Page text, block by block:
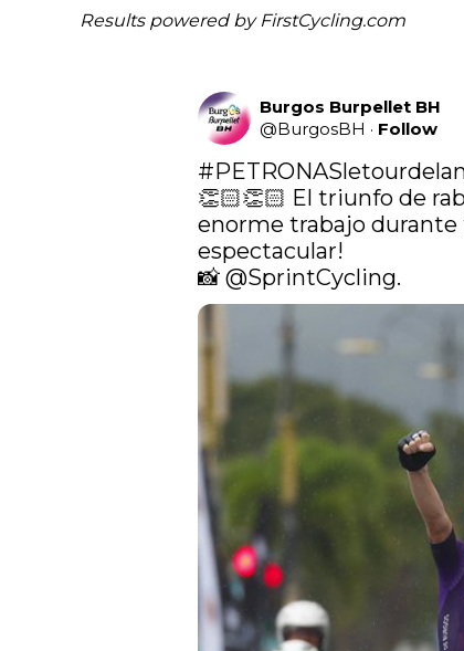
Results powered by FirstCycling.com
Burgos Burpellet BH
@BurgosBH · Follow
👏🏻👏🏻 El triunfo de
enorme trabajo durante
espectacular!
📸 @SprintCycling.